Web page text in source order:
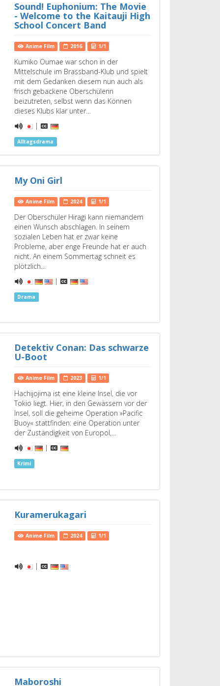
Sound! Euphonium: The Movie
- Welcome to the Kaitauji High
School Concert Band
Anime Film 2016 1/1
Kumiko Oumae war schon in der
Mittelschule im Brassband-Klub und spielt
mit dem Gedanken diesem nun auch als
frisch gebackene Oberschülerin
beizutreten, selbst wenn das Können
dieses Klubs klar unter…
|
Alltagsdrama
My Oni Girl
Anime Film 2024 1/1
Der Oberschüler Hiragi kann niemandem
einen Wunsch abschlagen. In seinem
sozialen Leben hat er zwar keine
Probleme, aber enge Freunde hat er auch
nicht. An einem Sommertag schneit es
plötzlich…
|
Drama
Detektiv Conan: Das schwarze
U-Boot
Anime Film 2023 1/1
Hachijojima ist eine kleine Insel, die vor
Tokio liegt. Hier, in den Gewässern vor der
Insel, soll die geheime Operation »Pacific
Buoy« stattfinden: eine Operation unter
der Zuständigkeit von Europol,…
|
Krimi
Kuramerukagari
Anime Film 2024 1/1
|
Maboroshi